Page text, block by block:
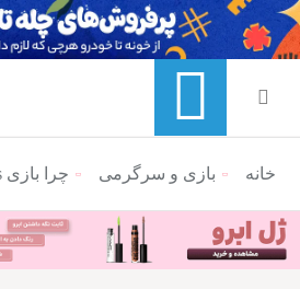
منوی ناوبری خرده نان
خانه بازی و سرگرمی چرا بازی Star Wars Outlaws در یک دوره‌ی زمانی کمتر شناخته‌شده جریان دارد؟